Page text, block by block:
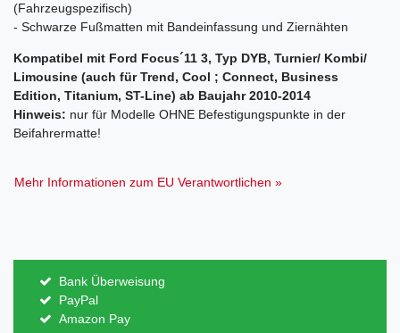
(Fahrzeugspezifisch)
- Schwarze Fußmatten mit Bandeinfassung und Ziernähten
Kompatibel mit Ford Focus´11 3, Typ DYB, Turnier/ Kombi/
Limousine (auch für Trend, Cool ; Connect, Business
Edition, Titanium, ST-Line) ab Baujahr 2010-2014
Hinweis: nur für Modelle OHNE Befestigungspunkte in der
Beifahrermatte!
Mehr Informationen zum EU Verantwortlichen »
Bank Überweisung
PayPal
Amazon Pay